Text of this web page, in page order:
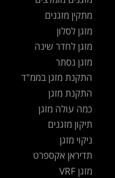
מתקין מזגנים
מזגן לסלון
מזגן לחדר שינה
מזגן נסתר
התקנת מזגן בממ"ד
התקנת מזגן
כמה עולה מזגן
תיקון מזגנים
ניקוי מזגן
תדיראן אקספרט
מזגן VRF